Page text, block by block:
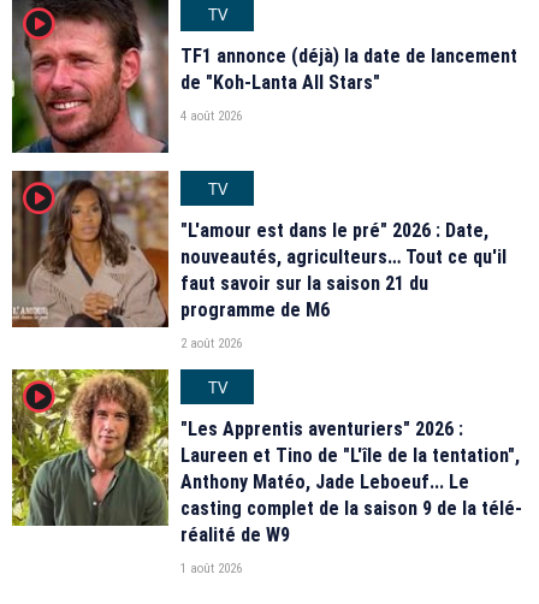
player2
TV
TF1 annonce (déjà) la date de lancement
de "Koh-Lanta All Stars"
4 août 2026
player2
TV
"L'amour est dans le pré" 2026 : Date,
nouveautés, agriculteurs… Tout ce qu'il
faut savoir sur la saison 21 du
programme de M6
2 août 2026
player2
TV
"Les Apprentis aventuriers" 2026 :
Laureen et Tino de "L'île de la tentation",
Anthony Matéo, Jade Leboeuf... Le
casting complet de la saison 9 de la télé-
réalité de W9
1 août 2026